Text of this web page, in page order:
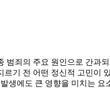
죄의 주요 원인으로 간과
기 전 어떤 정신적 고민이
생에도 큰 영향을 미치는 요